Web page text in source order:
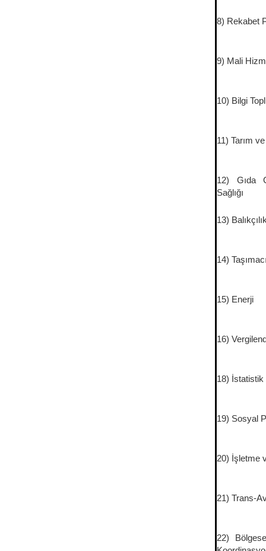
8) Rekabet
9) Mali
10) Bilgi
11) Tarım
12) Gıda
Sağlığı
13)
14)
15) Enerji
16)
18) İstatistik
19) Sosyal
20) İşletme
21) Trans-
22)